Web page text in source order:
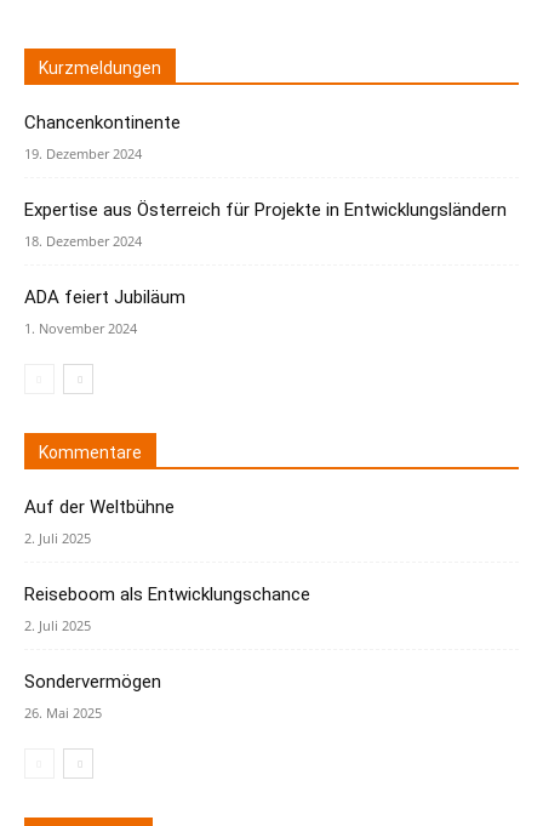
Kurzmeldungen
Chancenkontinente
19. Dezember 2024
Expertise aus Österreich für Projekte in Entwicklungsländern
18. Dezember 2024
ADA feiert Jubiläum
1. November 2024
Kommentare
Auf der Weltbühne
2. Juli 2025
Reiseboom als Entwicklungschance
2. Juli 2025
Sondervermögen
26. Mai 2025